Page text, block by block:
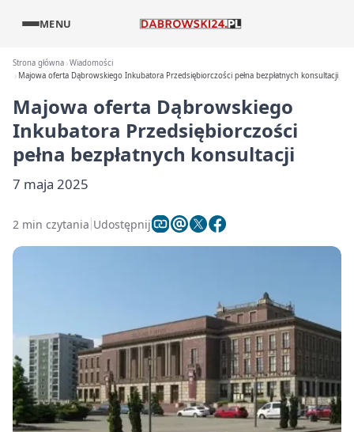
MENU
Strona główna Wiadomości
Majowa oferta Dąbrowskiego Inkubatora Przedsiębiorczości pełna bezpłatnych konsultacji
Majowa oferta Dąbrowskiego
Inkubatora Przedsiębiorczości
pełna bezpłatnych konsultacji
7 maja 2025
2 min czytania Udostępnij